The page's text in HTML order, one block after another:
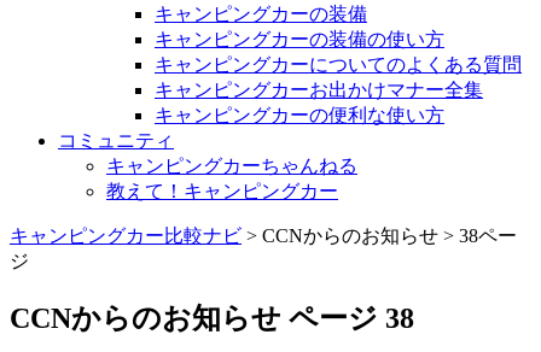
キャンピングカーの装備
キャンピングカーの装備の使い方
キャンピングカーについてのよくある質問
キャンピングカーお出かけマナー全集
キャンピングカーの便利な使い方
コミュニティ
キャンピングカーちゃんねる
教えて！キャンピングカー
キャンピングカー比較ナビ > CCNからのお知らせ > 38ペー
ジ
CCNからのお知らせ ページ 38